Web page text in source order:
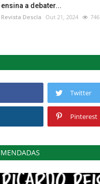
ensina a debater...
Revista Descla Out 21, 2024 746
Twitter
Pinterest